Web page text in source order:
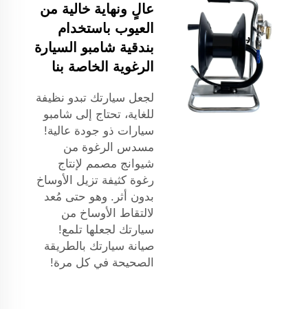
عالٍ ونهاية خالية من
العيوب باستخدام
بندقية شامبو السيارة
الرغوية الخاصة بنا
لجعل سيارتك تبدو نظيفة
للغاية، تحتاج إلى شامبو
سيارات ذو جودة عالية!
مسدس الرغوة من
شيوانج مصمم لإنتاج
رغوة كثيفة تزيل الأوساخ
بدون أثر. وهو حتى مُعد
لالتقاط الأوساخ من
سيارتك لجعلها تلمع!
صيانة سيارتك بالطريقة
الصحيحة في كل مرة!